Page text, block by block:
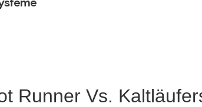
Runner Vs.